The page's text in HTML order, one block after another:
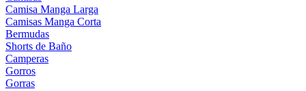
Camisa Manga Larga
Camisas Manga Corta
Bermudas
Shorts de Baño
Camperas
Gorros
Gorras